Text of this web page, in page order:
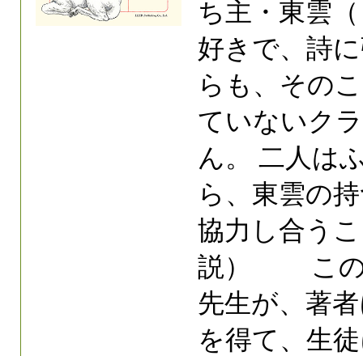
ち主・東雲
好きで、詩
らも、その
ていないク
ん。 二人は
ら、東雲の
協力し合う
説） この
先生が、著
を得て、生